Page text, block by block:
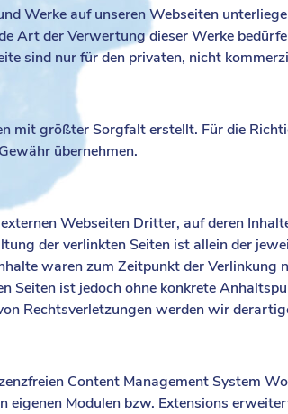
Werke auf unseren Webseiten
Art der Verwertung dieser Werke
sind nur für den privaten, nicht
mit größter Sorgfalt erstellt. Für die
übernehmen.
Webseiten Dritter, auf deren
der verlinkten Seiten ist allein der
waren zum Zeitpunkt der Verlinkung
Seiten ist jedoch ohne konkrete
Rechtsverletzungen werden wir
Content Management System
eigenen Modulen bzw. Extensions